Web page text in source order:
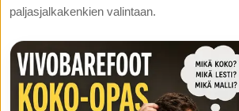
paljasjalkakenkien valintaan.